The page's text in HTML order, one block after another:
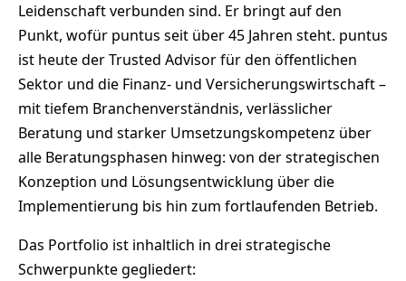
Leidenschaft verbunden sind. Er bringt auf den
Punkt, wofür puntus seit über 45 Jahren steht. puntus
ist heute der Trusted Advisor für den öffentlichen
Sektor und die Finanz- und Versicherungswirtschaft –
mit tiefem Branchenverständnis, verlässlicher
Beratung und starker Umsetzungskompetenz über
alle Beratungsphasen hinweg: von der strategischen
Konzeption und Lösungs­entwick­lung über die
Implementierung bis hin zum fortlaufenden Betrieb.
Das Portfolio ist inhaltlich in drei strategische
Schwerpunkte gegliedert: